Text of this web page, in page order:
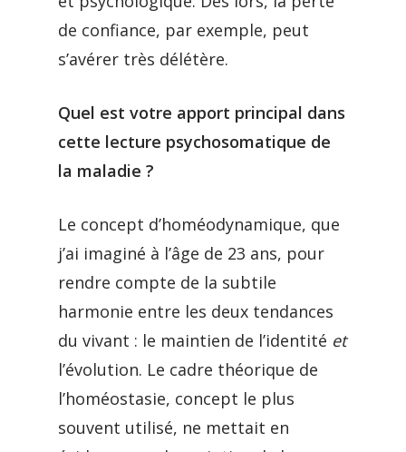
de confiance, par exemple, peut
s’avérer très délétère.
Quel est votre apport principal dans
cette lecture psychosomatique de
la maladie ?
Le concept d’homéodynamique, que
j’ai imaginé à l’âge de 23 ans, pour
rendre compte de la subtile
harmonie entre les deux tendances
du vivant : le maintien de l’identité et
l’évolution. Le cadre théorique de
l’homéostasie, concept le plus
souvent utilisé, ne mettait en